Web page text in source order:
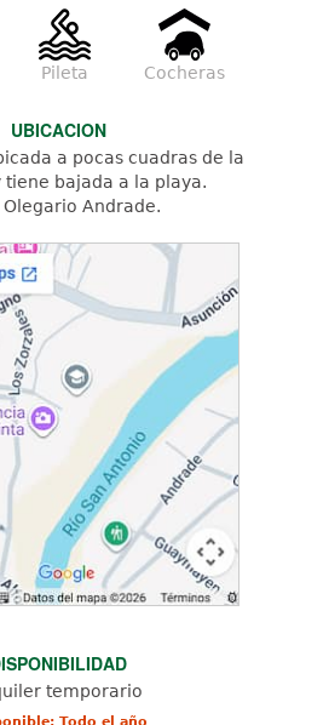
Pileta Cocheras
UBICACION
a pocas cuadras de la
tiene bajada a la playa.
Olegario Andrade.
temporario